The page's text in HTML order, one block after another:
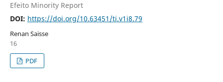
Efeito Minority Report
DOI: https://doi.org/10.63451/ti.v1i8.79
Renan Saisse
16
PDF